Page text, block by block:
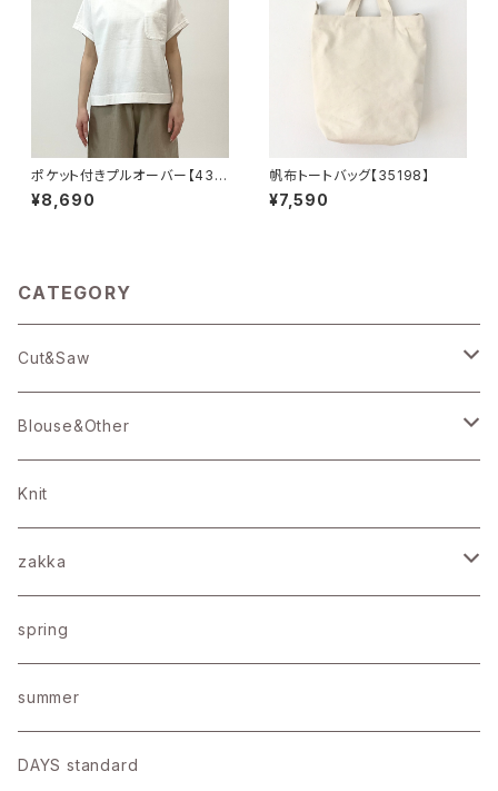
ポケット付きプルオーバー【431
97】
¥8,690
帆布トートバッグ【35198】
¥7,590
CATEGORY
Cut&Saw
25/バーフィル天竺
19/バーフィル天竺
16/ＢＤ天竺
アメリカンドライコットン
コットン
リネン天竺
Blouse&Other
Blouse
Onepiece
Bottoms
Knit
zakka
Stole
Bag
Other
spring
summer
DAYS standard